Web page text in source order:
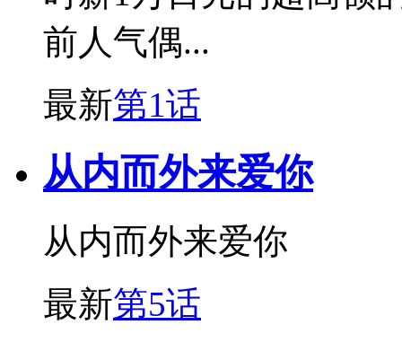
前人气偶...
最新第1话
从内而外来爱你
从内而外来爱你
最新第5话